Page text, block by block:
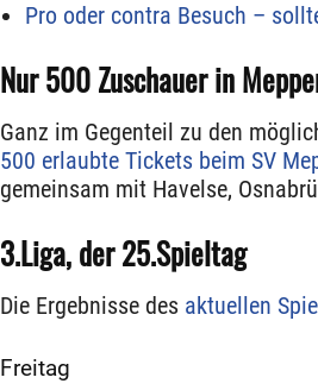
Pro oder contra Besuch –
Nur 500 Zuschauer in
Ganz im Gegenteil zu den
500 erlaubte Tickets beim SV
gemeinsam mit Havelse,
3.Liga, der 25.Spieltag
Die Ergebnisse des aktuellen
Freitag